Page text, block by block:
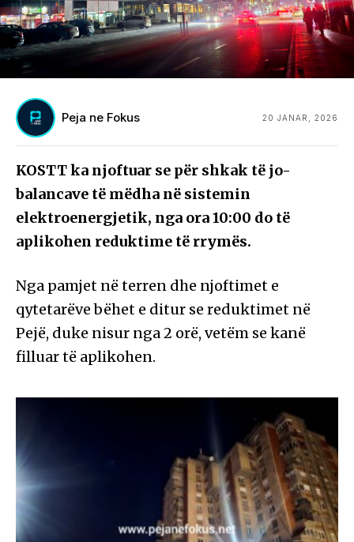
Peja ne Fokus 20 JANAR, 2026
KOSTT ka njoftuar se për shkak të jo-
balancave të mëdha në sistemin
elektroenergjetik, nga ora 10:00 do të
aplikohen reduktime të rrymës.
Nga pamjet në terren dhe njoftimet e
qytetarëve bëhet e ditur se reduktimet në
Pejë, duke nisur nga 2 orë, vetëm se kanë
filluar të aplikohen.